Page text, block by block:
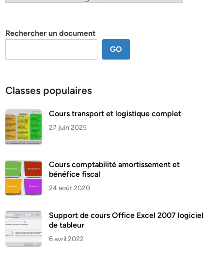
Rechercher un document
GO
Classes populaires
Cours transport et logistique complet
27 juin 2025
Cours comptabilité amortissement et
bénéfice fiscal
24 août 2020
Support de cours Office Excel 2007 logiciel
de tableur
6 avril 2022